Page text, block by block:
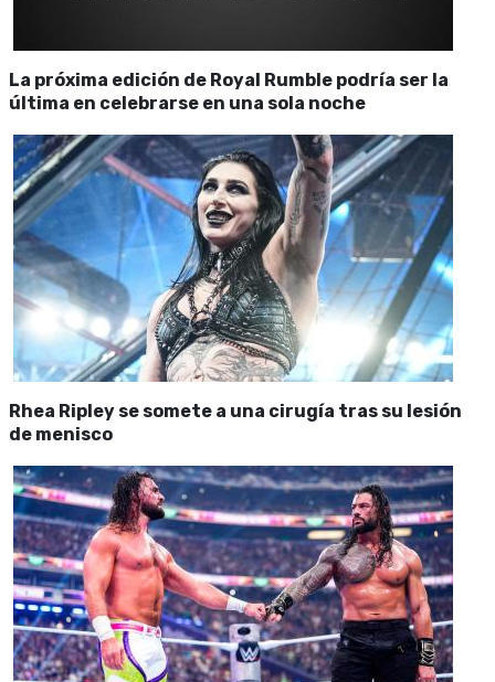
La próxima edición de Royal Rumble podría ser la
última en celebrarse en una sola noche
Rhea Ripley se somete a una cirugía tras su lesión
de menisco